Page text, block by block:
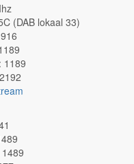
(DAB lokaal 33)
1189